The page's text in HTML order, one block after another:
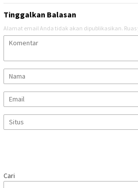
Tinggalkan Balasan
Alamat email Anda tidak akan dipublikasikan.
Cari